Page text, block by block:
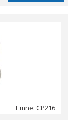
Emne: CP216